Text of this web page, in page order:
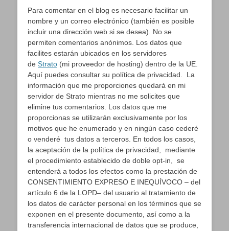
Para comentar en el blog es necesario facilitar un
nombre y un correo electrónico (también es posible
incluir una dirección web si se desea). No se
permiten comentarios anónimos. Los datos que
facilites estarán ubicados en los servidores
de Strato (mi proveedor de hosting) dentro de la UE.
Aquí puedes consultar su política de privacidad. La
información que me proporciones quedará en mi
servidor de Strato mientras no me solicites que
elimine tus comentarios. Los datos que me
proporcionas se utilizarán exclusivamente por los
motivos que he enumerado y en ningún caso cederé
o venderé tus datos a terceros. En todos los casos,
la aceptación de la política de privacidad, mediante
el procedimiento establecido de doble opt-in, se
entenderá a todos los efectos como la prestación de
CONSENTIMIENTO EXPRESO E INEQUÍVOCO – del
artículo 6 de la LOPD– del usuario al tratamiento de
los datos de carácter personal en los términos que se
exponen en el presente documento, así como a la
transferencia internacional de datos que se produce,